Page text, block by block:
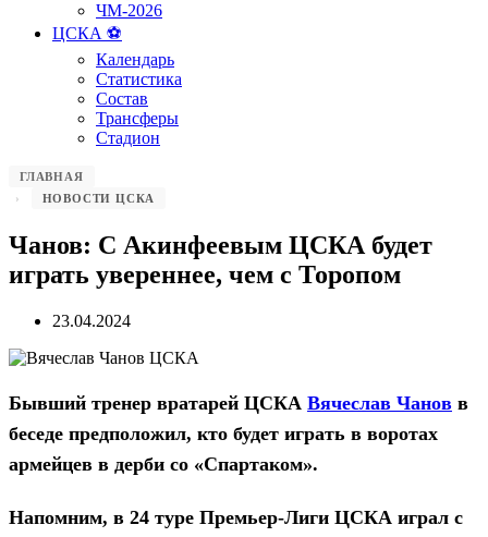
ЧМ-2026
ЦСКА ⚽️
Календарь
Статистика
Состав
Трансферы
Стадион
ГЛАВНАЯ
НОВОСТИ ЦСКА
Чанов: С Акинфеевым ЦСКА будет
играть увереннее, чем с Торопом
23.04.2024
Бывший тренер вратарей ЦСКА Вячеслав Чанов в
беседе предположил, кто будет играть в воротах
армейцев в дерби со «Спартаком».
Напомним, в 24 туре Премьер-Лиги ЦСКА играл с